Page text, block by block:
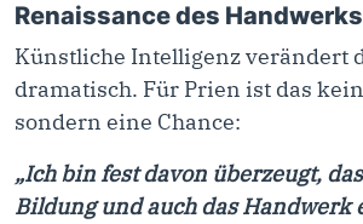
Renaissance des
Künstliche Intelligenz verändert
dramatisch. Für Prien ist das
sondern eine Chance:
„Ich bin fest davon überzeugt,
Bildung und auch das Handwerk